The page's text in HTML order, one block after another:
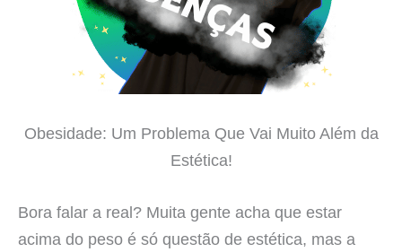
Obesidade: Um Problema Que Vai Muito Além da
Estética!
Bora falar a real? Muita gente acha que estar
acima do peso é só questão de estética, mas a